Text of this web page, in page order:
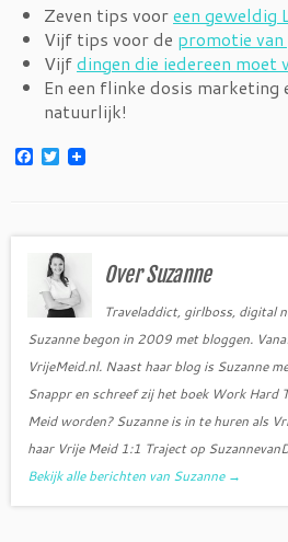
Zeven tips vooreen
Vijf tips voor de promotie
Vijfdingen die iedereen moet
En een flinke dosis marketing
natuurlijk!
F
o
T
w
e
r
Over Suzanne
Traveladdict, girlboss, digital
Suzanne begon in 2009 met bloggen.
VrijeMeid.nl. Naast haar blog is Suzanne
Snappr en schreef zij het boek Work Hard
Meid worden? Suzanne is in te huren als
haar Vrije Meid 1:1 Traject op
Bekijk alle berichten van Suzanne →